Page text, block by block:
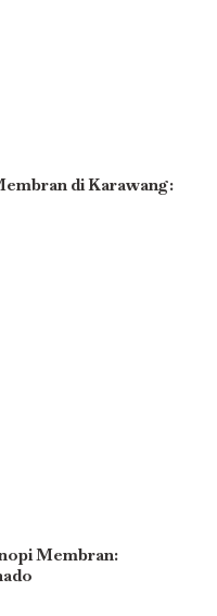
di Karawang:
Membran: